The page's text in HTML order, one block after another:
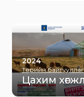
2024
Төрийн
Цахим